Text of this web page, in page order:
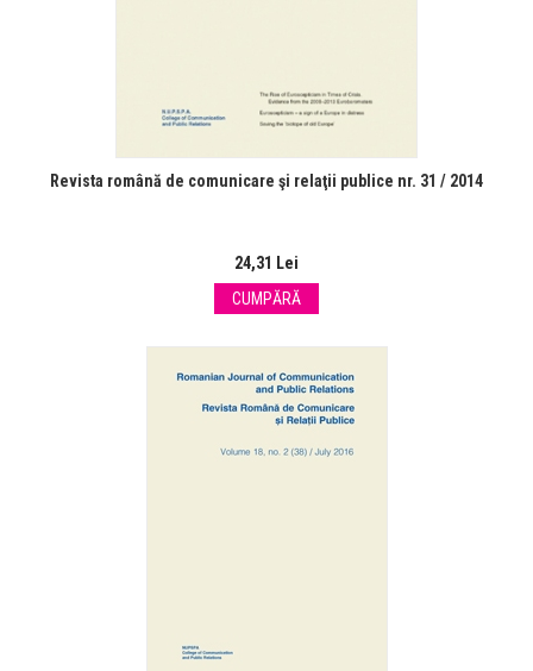
Revista română de comunicare şi relaţii publice nr. 31 / 2014
24,31 Lei
CUMPĂRĂ